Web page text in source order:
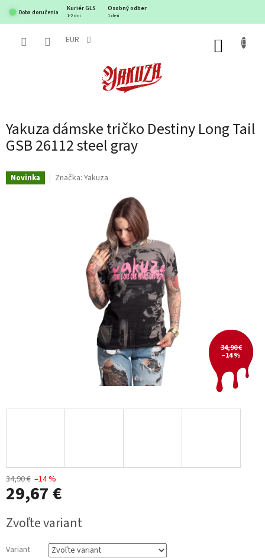
obsah
Doba doručenia
Kuriér GLS Osobný odber
1-2 dni 1 deň
EUR
Yakuza dámske tričko Destiny Long Tail
GSB 26112 steel gray
Novinka Značka: Yakuza
34,90 €
–14 %
34,90 € –14 %
29,67 €
cena:
Zvoľte variant
Variant